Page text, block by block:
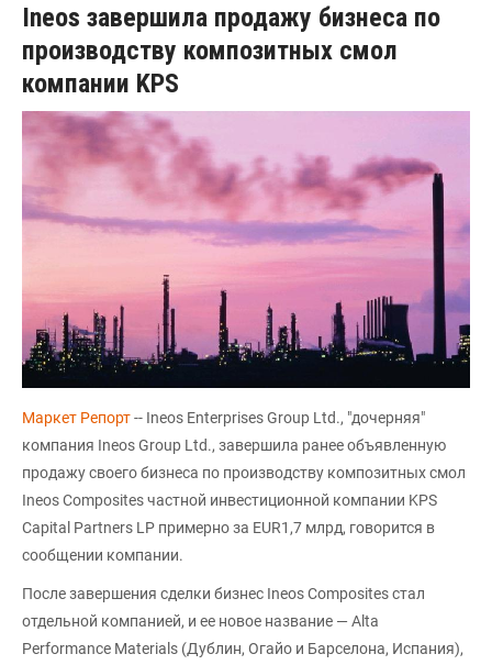
Ineos завершила продажу бизнеса по
производству композитных смол
компании KPS
Маркет Репорт-- Ineos Enterprises Group Ltd., "дочерняя"
компания Ineos Group Ltd., завершила ранее объявленную
продажу своего бизнеса по производству композитных смол
Ineos Composites частной инвестиционной компании KPS
Capital Partners LP примерно за EUR1,7 млрд, говорится в
сообщении компании.
После завершения сделки бизнес Ineos Composites стал
отдельной компанией, и ее новое название — Alta
Performance Materials (Дублин, Огайо и Барселона, Испания),